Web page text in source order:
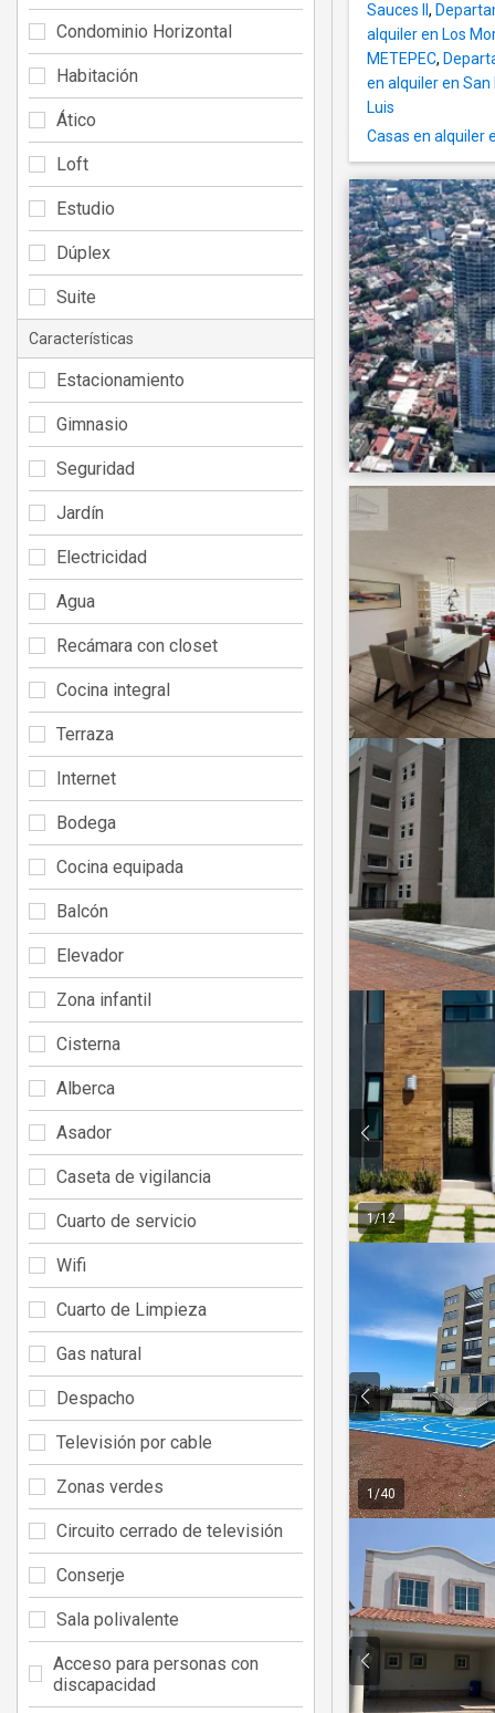
Sauces II ,
alquiler en Los
METEPEC,
en alquiler en
Luis
Casas en alquiler
1/12
1/40
Condominio Horizontal
Habitación
Ático
Loft
Estudio
Dúplex
Suite
Características
Estacionamiento
Gimnasio
Seguridad
Jardín
Electricidad
Agua
Recámara con closet
Cocina integral
Terraza
Internet
Bodega
Cocina equipada
Balcón
Elevador
Zona infantil
Cisterna
Alberca
Asador
Caseta de vigilancia
Cuarto de servicio
Wifi
Cuarto de Limpieza
Gas natural
Despacho
Televisión por cable
Zonas verdes
Circuito cerrado de televisión
Conserje
Sala polivalente
Acceso para personas con
discapacidad